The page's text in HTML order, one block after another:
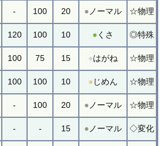
- 100 20 ● ノーマル ☆物理
120 100 10 ●くさ ◎特殊
100 75 15 ●はがね ☆物理
100 100 10 ● じめん ☆物理
- 100 20 ● ノーマル ☆物理
- - 15 ● ノーマル ◇変化